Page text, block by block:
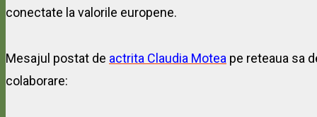
conectate la valorile europene.
Mesajul postat de actrita Claudia Motea pe reteaua sa
colaborare: